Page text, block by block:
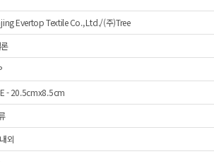
Evertop Textile Co., Ltd./(주)Tree
- 20.5cmx8.5cm
외